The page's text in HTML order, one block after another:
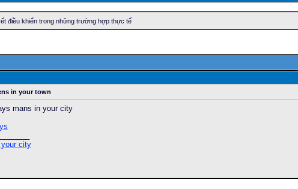
điều khiển trong những trường hợp thực tế
in your town
mans in your city
city